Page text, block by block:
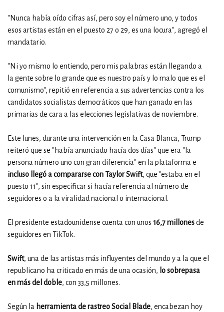
"Nunca había oído cifras así, pero soy el número uno, y todos
esos artistas están en el puesto 27 o 29, es una locura", agregó el
mandatario.
"Ni yo mismo lo entiendo, pero mis palabras están llegando a
la gente sobre lo grande que es nuestro país y lo malo que es el
comunismo", repitió en referencia a sus advertencias contra los
candidatos socialistas democráticos que han ganado en las
primarias de cara a las elecciones legislativas de noviembre.
Este lunes, durante una intervención en la Casa Blanca, Trump
reiteró que se "había anunciado hacía dos días" que era "la
persona número uno con gran diferencia" en la plataforma e
incluso llegó a compararse con Taylor Swift, que "estaba en el
puesto 11", sin especificar si hacía referencia al número de
seguidores o a la viralidad nacional o internacional.
El presidente estadounidense cuenta con unos 16,7 millonesde
seguidores en TikTok.
Swift, una de las artistas más influyentes del mundo y a la que el
republicano ha criticado en más de una ocasión, lo sobrepasa
en más del doble, con 33,5 millones.
Según la herramienta de rastreo Social Blade, encabezan hoy